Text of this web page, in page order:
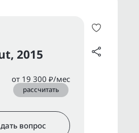
2015
от 19 300 ₽/мес
рассчитать
вопрос